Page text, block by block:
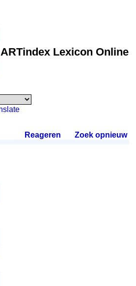
ARTindex Lexicon Online
Reageren Zoek opnieuw.